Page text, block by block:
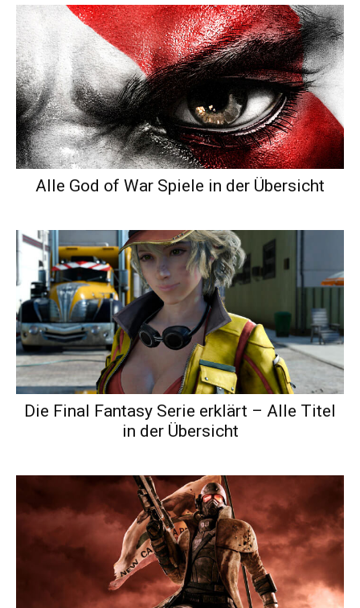
Alle God of War Spiele in der Übersicht
Die Final Fantasy Serie erklärt – Alle Titel
in der Übersicht